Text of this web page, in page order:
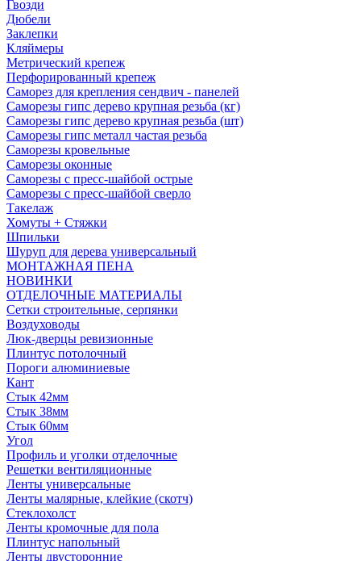
Гвозди
Дюбели
Заклепки
Кляймеры
Метрический крепеж
Перфорированный крепеж
Саморез для крепления сендвич - панелей
Саморезы гипс дерево крупная резьба (кг)
Саморезы гипс дерево крупная резьба (шт)
Саморезы гипс металл частая резьба
Саморезы кровельные
Саморезы оконные
Саморезы с пресс-шайбой острые
Саморезы с пресс-шайбой сверло
Такелаж
Хомуты + Стяжки
Шпильки
Шуруп для дерева универсальный
МОНТАЖНАЯ ПЕНА
НОВИНКИ
ОТДЕЛОЧНЫЕ МАТЕРИАЛЫ
Сетки строительные, серпянки
Воздуховоды
Люк-дверцы ревизионные
Плинтус потолочный
Пороги алюминиевые
Кант
Стык 42мм
Стык 38мм
Стык 60мм
Угол
Профиль и уголки отделочные
Решетки вентиляционные
Ленты универсальные
Ленты малярные, клейкие (скотч)
Стеклохолст
Ленты кромочные для пола
Плинтус напольный
Ленты двусторонние